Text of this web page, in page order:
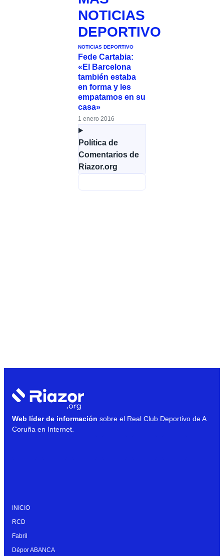
NOTICIAS
DEPORTIVO
NOTICIAS DEPORTIVO
Fede Cartabia:
«El Barcelona
también estaba
en forma y les
empatamos en su
casa»
1 enero 2016
Política de
Comentarios de
Riazor.org
Web líder de información sobre el Real Club Deportivo de A
Coruña en Internet.
INICIO
RCD
Fabril
Dépor ABANCA